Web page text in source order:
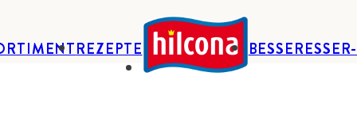
REZEPTE